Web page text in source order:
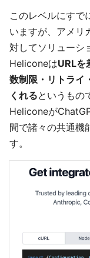
このレベルにすで
いますが、アメリ
対してソリューシ
HeliconeはURLを
数制限・リトライ
くれるというもの
Heliconeが
間で諸々の共通機
す。